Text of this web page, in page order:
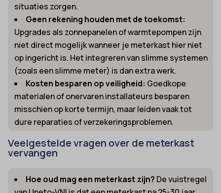
situaties zorgen.
Geen rekening houden met de toekomst:
Upgrades als zonnepanelen of warmtepompen zijn
niet direct mogelijk wanneer je meterkast hier niet
op ingericht is. Het integreren van slimme systemen
(zoals een slimme meter) is dan extra werk.
Kosten besparen op veiligheid: Goedkope
materialen of onervaren installateurs besparen
misschien op korte termijn, maar leiden vaak tot
dure reparaties of verzekeringsproblemen.
Veelgestelde vragen over de meterkast
vervangen
Hoe oud mag een meterkast zijn? De vuistregel